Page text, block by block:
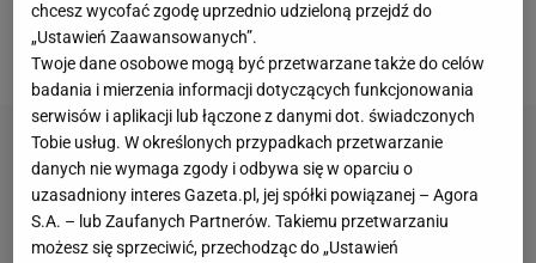
to jest osiągalne, choć pierwszy sparing pokazał, że
Lech zanotował falstart.
chcesz wycofać zgodę uprzednio udzieloną przejdź do
„Ustawień Zaawansowanych”.
Twoje dane osobowe mogą być przetwarzane także do celów
badania i mierzenia informacji dotyczących funkcjonowania
serwisów i aplikacji lub łączone z danymi dot. świadczonych
Tobie usług. W określonych przypadkach przetwarzanie
danych nie wymaga zgody i odbywa się w oparciu o
uzasadniony interes Gazeta.pl, jej spółki powiązanej – Agora
S.A. – lub Zaufanych Partnerów. Takiemu przetwarzaniu
możesz się sprzeciwić, przechodząc do „Ustawień